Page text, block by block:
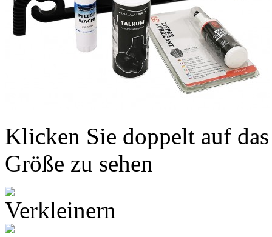
Klicken Sie doppelt auf
Größe zu sehen